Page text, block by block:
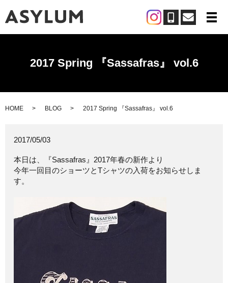
メ
2017 Spring 『Sassafras』 vol.6
HOME BLOG 2017 Spring 『Sassafras』 vol.6
2017/05/03
本日は、『Sassafras』2017年春の新作より
今年一回目のショーツとTシャツの入荷をお知らせしま
す。